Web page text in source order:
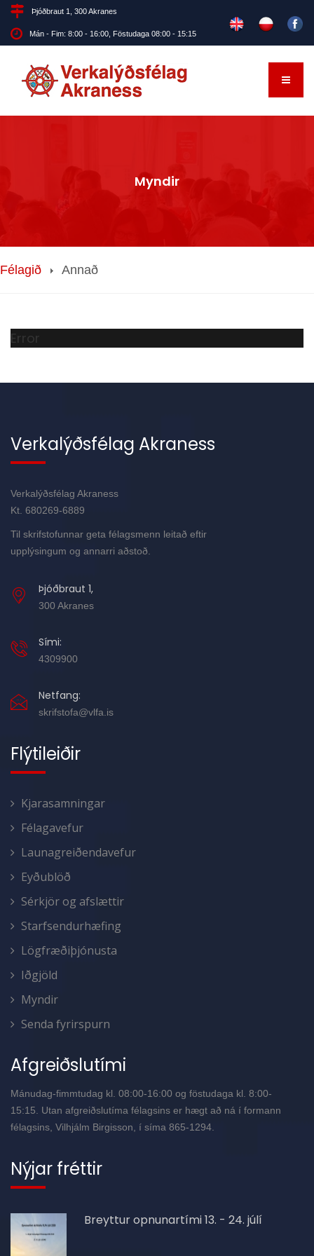
Þjóðbraut 1, 300 Akranes
Mán - Fim: 8:00 - 16:00, Föstudaga 08:00 - 15:15
Myndir
Félagið Annað
Error
Verkalýðsfélag Akraness
Verkalýðsfélag Akraness
Kt. 680269-6889
Til skrifstofunnar geta félagsmenn leitað eftir
upplýsingum og annarri aðstoð.
Þjóðbraut 1,
300 Akranes
Sími:
4309900
Netfang:
skrifstofa@vlfa.is
Flýtileiðir
Kjarasamningar
Félagavefur
Launagreiðendavefur
Eyðublöð
Sérkjör og afslættir
Starfsendurhæfing
Lögfræðiþjónusta
Iðgjöld
Myndir
Senda fyrirspurn
Afgreiðslutími
Mánudag-fimmtudag kl. 08:00-16:00 og föstudaga kl. 8:00-
15:15. Utan afgreiðslutíma félagsins er hægt að ná í formann
félagsins, Vilhjálm Birgisson, í síma 865-1294.
Nýjar fréttir
Breyttur opnunartími 13. - 24. júlí